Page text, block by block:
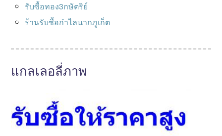
รับซื้อทอง3กษัตริย์
ร้านรับซื้อกำไลนากภูเก็ต
แกลเลอลี่ภาพ